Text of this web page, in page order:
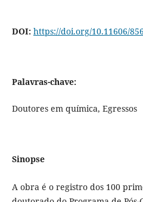
DOI: https://doi.org/10.11606/
Palavras-chave:
Doutores em química, Egressos
Sinopse
A obra é o registro dos 100